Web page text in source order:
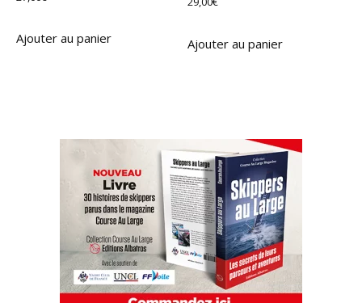
Ajouter au panier Ajouter au panier